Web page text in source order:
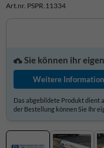
Art.nr. PSPR.11334
Sie können ihr
Weitere
Das abgebildete Produkt dient
der Bestellung können Sie Ihr